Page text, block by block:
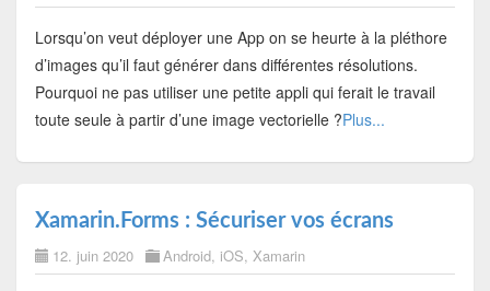
Lorsqu’on veut déployer une App on se heurte à la pléthore
d’images qu’il faut générer dans différentes résolutions.
Pourquoi ne pas utiliser une petite appli qui ferait le travail
toute seule à partir d’une image vectorielle ?Plus...
Xamarin.Forms : Sécuriser vos écrans
12. juin 2020 Android, iOS, Xamarin